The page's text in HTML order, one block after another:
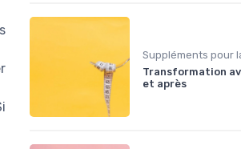
Transformation
et après